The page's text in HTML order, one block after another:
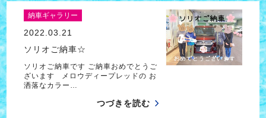
納車ギャラリー
2022.03.21
ソリオご納車☆
ソリオご納車です ご納車おめでとうご
ざいます メロウディープレッドの お
洒落なカラー…
つづきを読む